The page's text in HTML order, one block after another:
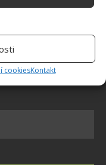
cookiesKontakt
včas zachránit.